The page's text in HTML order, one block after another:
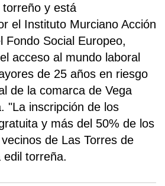
y está
el Instituto Murciano Acción
Fondo Social Europeo,
acceso al mundo laboral
de 25 años en riesgo
de la comarca de Vega
"La inscripción de los
y más del 50% de los
de Las Torres de
edil torreña.